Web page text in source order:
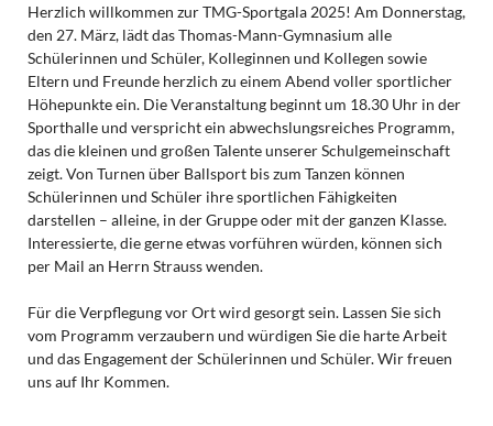
Herzlich willkommen zur TMG-Sportgala 2025! Am Donnerstag,
den 27. März, lädt das Thomas-Mann-Gymnasium alle
Schülerinnen und Schüler, Kolleginnen und Kollegen sowie
Eltern und Freunde herzlich zu einem Abend voller sportlicher
Höhepunkte ein. Die Veranstaltung beginnt um 18.30 Uhr in der
Sporthalle und verspricht ein abwechslungsreiches Programm,
das die kleinen und großen Talente unserer Schulgemeinschaft
zeigt. Von Turnen über Ballsport bis zum Tanzen können
Schülerinnen und Schüler ihre sportlichen Fähigkeiten
darstellen – alleine, in der Gruppe oder mit der ganzen Klasse.
Interessierte, die gerne etwas vorführen würden, können sich
per Mail an Herrn Strauss wenden.
Für die Verpflegung vor Ort wird gesorgt sein. Lassen Sie sich
vom Programm verzaubern und würdigen Sie die harte Arbeit
und das Engagement der Schülerinnen und Schüler. Wir freuen
uns auf Ihr Kommen.